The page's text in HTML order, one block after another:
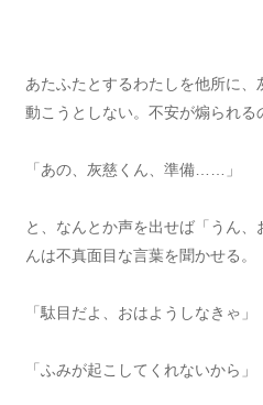
あたふたとするわたしを他所に、
動こうとしない。不安が煽られる
「あの、灰慈くん、準備……」
と、なんとか声を出せば「うん、
んは不真面目な言葉を聞かせる。
「駄目だよ、おはようしなきゃ」
「ふみが起こしてくれないから」